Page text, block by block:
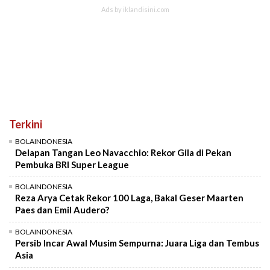
Terkini
BOLAINDONESIA
Delapan Tangan Leo Navacchio: Rekor Gila di Pekan
Pembuka BRI Super League
BOLAINDONESIA
Reza Arya Cetak Rekor 100 Laga, Bakal Geser Maarten
Paes dan Emil Audero?
BOLAINDONESIA
Persib Incar Awal Musim Sempurna: Juara Liga dan Tembus
Asia